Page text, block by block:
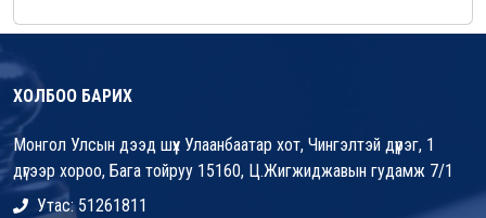
ХОЛБОО БАРИХ
Монгол Улсын дээд шүүх Улаанбаатар хот, Чингэлтэй дүүрэг, 1
дүгээр хороо, Бага тойруу 15160, Ц.Жигжиджавын гудамж 7/1
Утас: 51261811